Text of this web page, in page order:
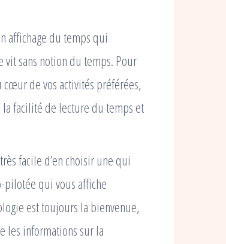
affichage du temps qui
sans notion du temps. Pour
de vos activités préférées,
la facilité de lecture du temps et
facile d’en choisir une qui
pilotée qui vous affiche
est toujours la bienvenue,
les informations sur la